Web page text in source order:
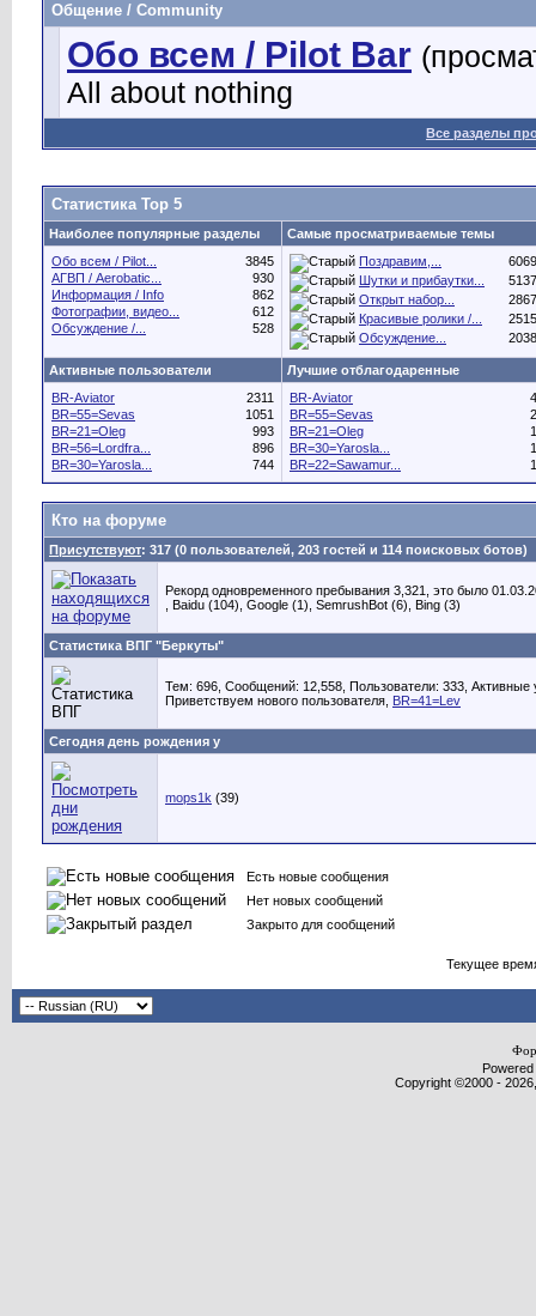
Общение / Community
Обо всем / Pilot Bar
All about nothing
Все разделы
Статистика Top 5
Наиболее популярные разделы
Самые просматриваемые темы
Обо всем / Pilot...
3845
АГВП / Aerobatic...
930
Информация / Info
862
Фотографии, видео...
612
Обсуждение /...
528
Поздравим,...
Шутки и прибаутки...
Открыт набор...
Красивые ролики /...
Обсуждение...
Активные пользователи
Лучшие отблагодаренные
BR-Aviator
2311
BR=55=Sevas
1051
BR=21=Oleg
993
BR=56=Lordfra...
896
BR=30=Yarosla...
744
BR-Aviator
BR=55=Sevas
BR=21=Oleg
BR=30=Yarosla...
BR=22=Sawamur...
Кто на форуме
Присутствуют: 317 (0 пользователей, 203 гостей и 114 поисковых ботов)
Рекорд одновременного пребывания 3,321, это было
Baidu (104) Google (1) SemrushBot (6) Bing (3)
Статистика ВПГ "Беркуты"
Тем: 696, Сообщений: 12,558, Пользователи: 333, Активные
Приветствуем нового пользователя, BR=41=Lev
Сегодня день рождения у
mops1k (39)
Есть новые сообщения
Нет новых сообщений
Закрыто для сообщений
Текущее
Copyright ©2000 -